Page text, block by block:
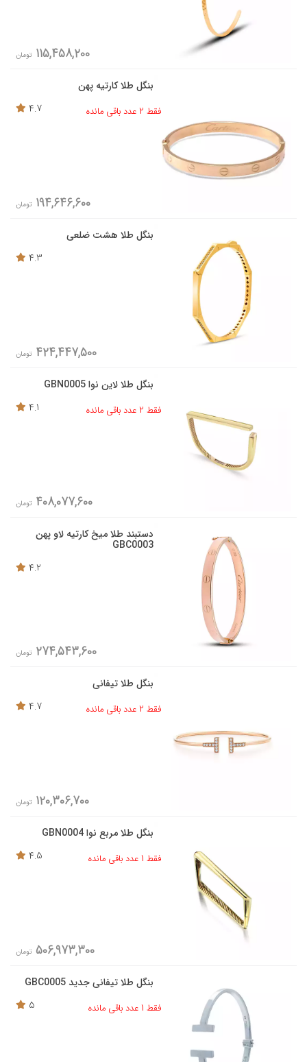
115,458,200 تومان
بنگل طلا کارتیه پهن
فقط 2 عدد باقی مانده
4.7
194,646,600 تومان
بنگل طلا هشت ضلعی
4.3
424,447,500 تومان
بنگل طلا لاین نوا GBN0005
فقط 2 عدد باقی مانده
4.1
408,077,600 تومان
دستبند طلا میخ کارتیه لاو پهن
GBC0003
4.2
274,543,600 تومان
بنگل طلا تیفانی
فقط 2 عدد باقی مانده
4.7
120,306,700 تومان
بنگل طلا مربع نوا GBN0004
فقط 1 عدد باقی مانده
4.5
506,973,300 تومان
بنگل طلا تیفانی جدید GBC0005
فقط 1 عدد باقی مانده
5